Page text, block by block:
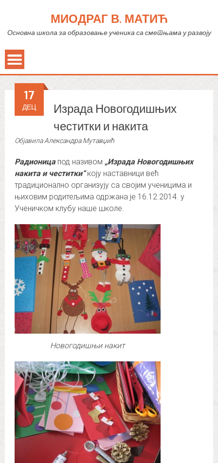
МИОДРАГ В. МАТИЋ
Основна школа за образовање ученика са сметњама у развоју
Израда Новогодишњих
честитки и накита
17
ДЕЦ
ОбјавилаАлександра Мутавџић
Радионицапод називом „Израда Новогодишњих
накита и честитки“коју наставници већ
традиционално организују са својим ученицима и
њиховим родитељима одржана је 16.12.2014. у
Ученичком клубу наше школе.
Новогодишњи накит